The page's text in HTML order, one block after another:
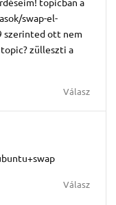
swap-el-
szerinted ott nem
zülleszti a
Válasz
Válasz